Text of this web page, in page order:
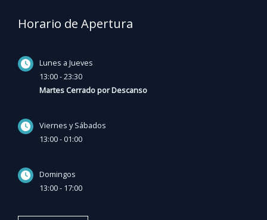
Horario de Apertura
Lunes a Jueves
13:00 - 23:30
Martes Cerrado por Descanso
Viernes y Sábados
13:00 - 01:00
Domingos
13:00 - 17:00